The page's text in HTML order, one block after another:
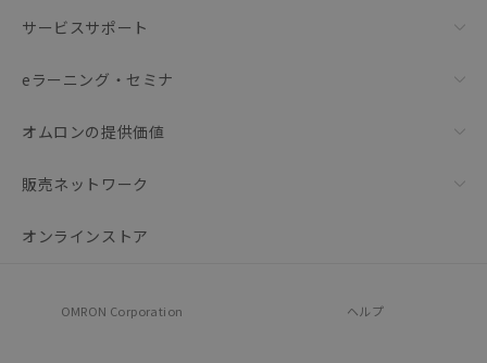
サービスサポート
eラーニング・セミナ
オムロンの提供価値
販売ネットワーク
オンラインストア
OMRON Corporation ヘルプ